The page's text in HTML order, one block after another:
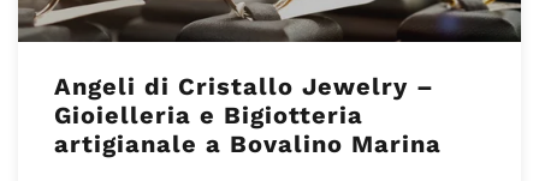
Angeli di Cristallo Jewelry –
Gioielleria e Bigiotteria
artigianale a Bovalino Marina